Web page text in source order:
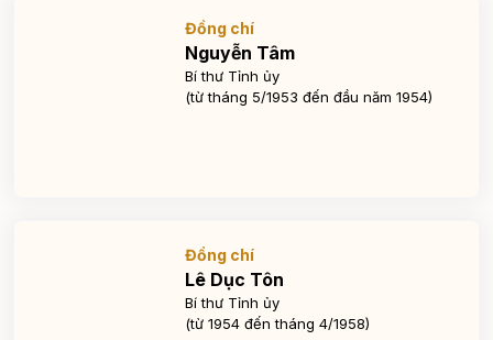
Đồng chí
Nguyễn Tâm
Bí thư Tỉnh ủy
(từ tháng 5/1953 đến đầu năm 1954)
Đồng chí
Lê Dục Tôn
Bí thư Tỉnh ủy
(từ 1954 đến tháng 4/1958)